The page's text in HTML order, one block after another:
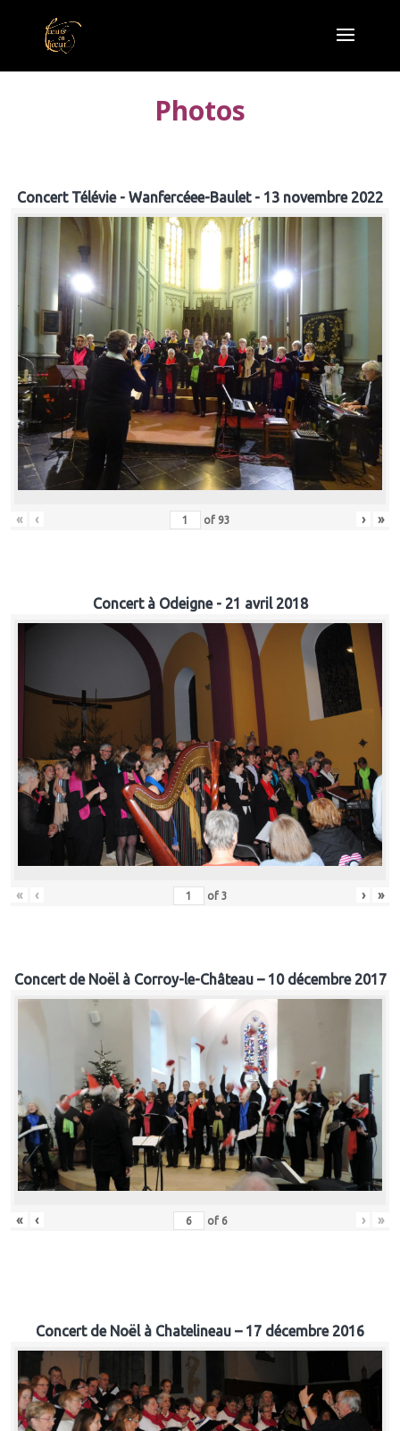
Photos
Concert Télévie - Wanfercéee-Baulet - 13 novembre 2022
« ‹ of 93 › »
Concert à Odeigne - 21 avril 2018
« ‹ of 3 › »
Concert de Noël à Corroy-le-Château – 10 décembre 2017
« ‹ of 6 › »
Concert de Noël à Chatelineau – 17 décembre 2016